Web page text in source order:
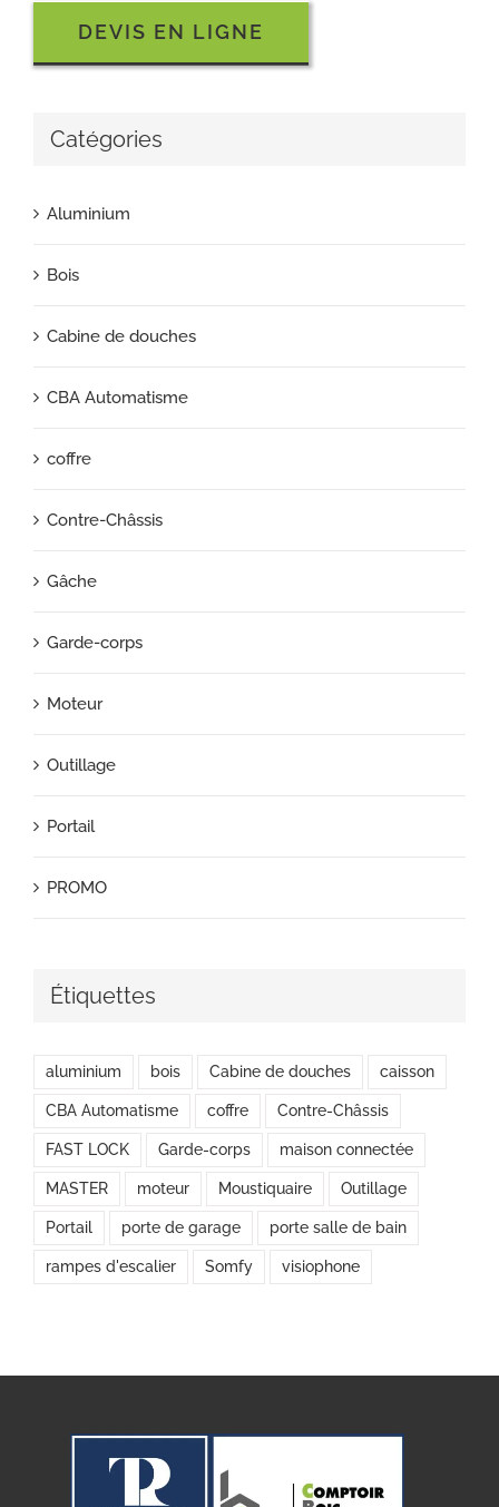
DEVIS EN LIGNE
Catégories
Aluminium
Bois
Cabine de douches
CBA Automatisme
coffre
Contre-Châssis
Gâche
Garde-corps
Moteur
Outillage
Portail
PROMO
Étiquettes
aluminium bois Cabine de douches caisson
CBA Automatisme coffre Contre-Châssis
FAST LOCK Garde-corps maison connectée
MASTER moteur Moustiquaire Outillage
Portail porte de garage porte salle de bain
rampes d'escalier Somfy visiophone